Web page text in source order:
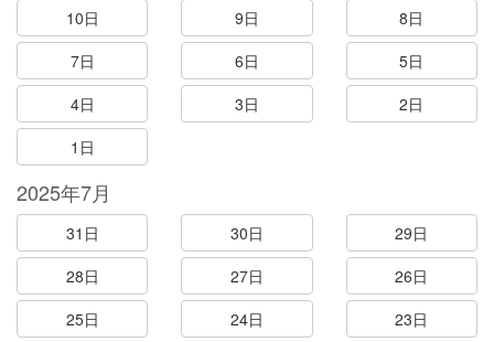
10日
9日
8日
7日
6日
5日
4日
3日
2日
1日
2025年7月
31日 30日
29日
28日
27日
26日
25日
24日
23日